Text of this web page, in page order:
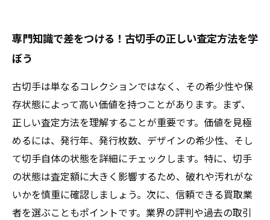
専門知識で差をつける！古切手の正しい査定方法を学
ぼう
古切手は単なるコレクションではなく、その希少性や保
存状態によって高い価値を持つことがあります。まず、
正しい査定方法を理解することが重要です。価値を見極
めるには、発行年、発行枚数、デザインの希少性、そし
て切手自体の状態を詳細にチェックします。特に、切手
の状態は査定額に大きく影響するため、破れや汚れがな
いかを慎重に確認しましょう。次に、信頼できる買取業
者を選ぶこともポイントです。業界の評判や過去の取引